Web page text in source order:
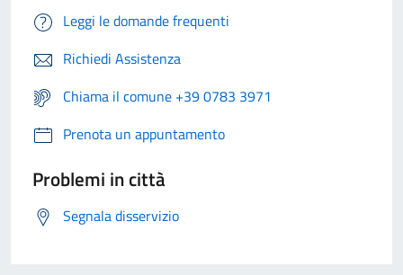
Leggi le domande frequenti
Richiedi Assistenza
Chiama il comune +39 0783 3971
Prenota un appuntamento
Problemi in città
Segnala disservizio